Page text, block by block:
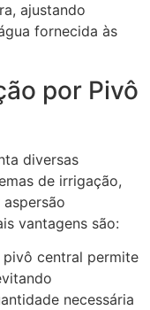
ajustando
fornecida às
por Pivô
diversas
de irrigação,
vantagens são:
central permite
necessária